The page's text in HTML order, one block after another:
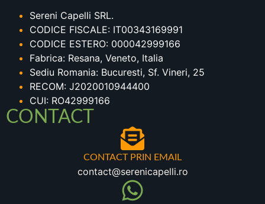
Sereni Capelli SRL.
CODICE FISCALE: IT00343169991
CODICE ESTERO: 000042999166
Fabrica: Resana, Veneto, Italia
Sediu Romania: Bucuresti, Sf. Vineri, 25
RECOM: J2020010944400
CUI: RO42999166
CONTACT
CONTACT PRIN EMAIL
contact@serenicapelli.ro